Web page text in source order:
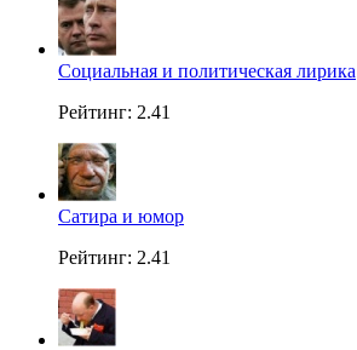
Социальная и политическая лирика
Рейтинг: 2.41
Сатира и юмор
Рейтинг: 2.41